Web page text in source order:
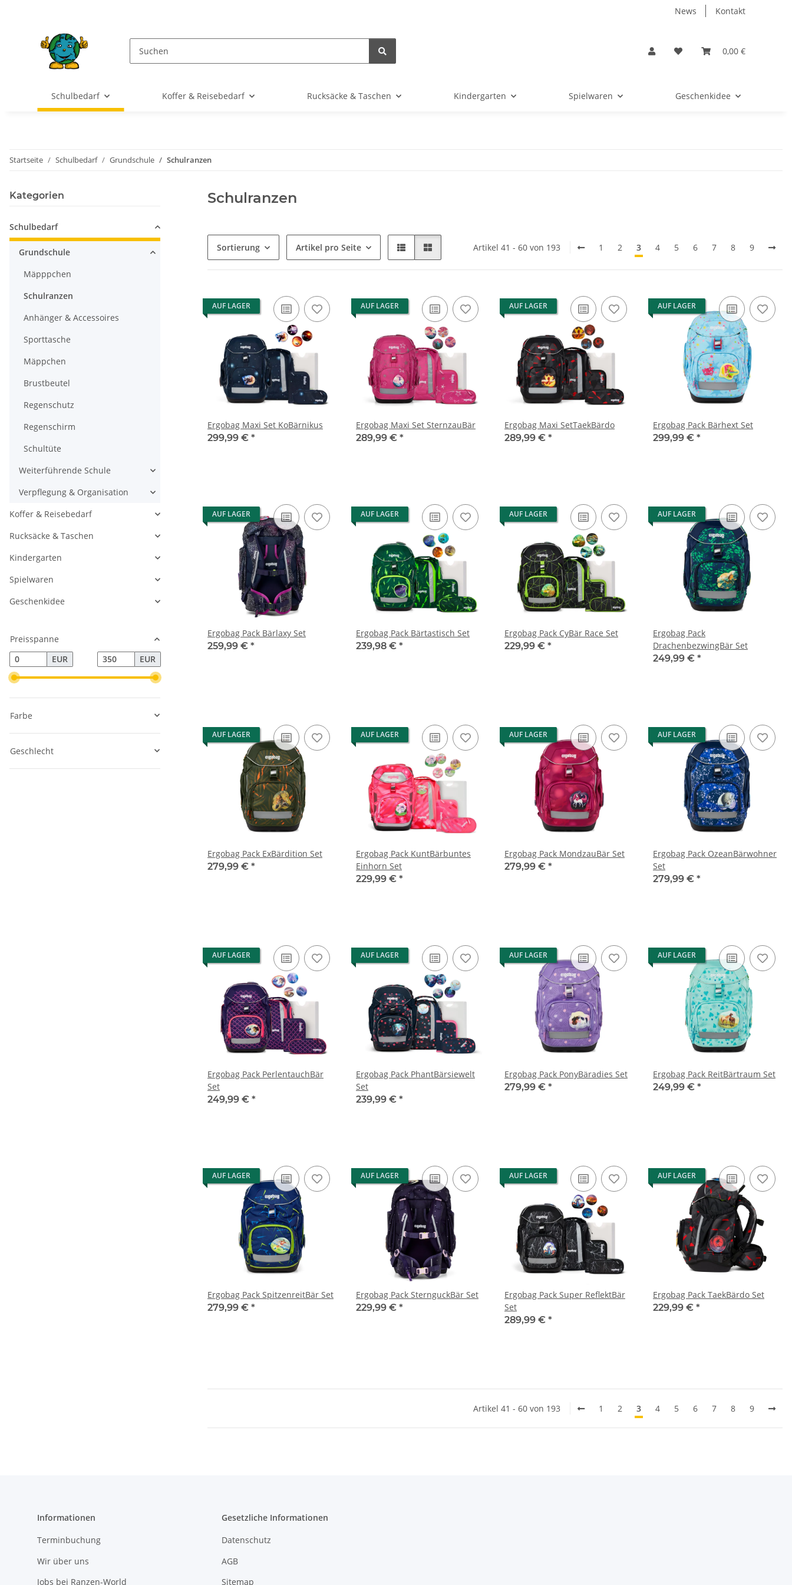
News Kontakt
0,00 €
Schulbedarf Koffer & Reisebedarf Rucksäcke & Taschen Kindergarten Spielwaren Geschenkidee
Startseite Schulbedarf Grundschule Schulranzen
Schulranzen
Sortierung Artikel pro Seite Artikel 41 - 60 von 193 1 2 3 4 5 6 7 8 9
AUF LAGER
Ergobag Maxi Set KoBärnikus
299,99 € *
AUF LAGER
Ergobag Maxi Set SternzauBär
289,99 € *
AUF LAGER
Ergobag Maxi SetTaekBärdo
289,99 € *
AUF LAGER
Ergobag Pack Bärhext Set
299,99 € *
AUF LAGER
Ergobag Pack Bärlaxy Set
259,99 € *
AUF LAGER
Ergobag Pack Bärtastisch Set
239,98 € *
AUF LAGER
Ergobag Pack CyBär Race Set
229,99 € *
AUF LAGER
Ergobag Pack
DrachenbezwingBär Set
249,99 € *
AUF LAGER
Ergobag Pack ExBärdition Set
279,99 € *
AUF LAGER
Ergobag Pack KuntBärbuntes
Einhorn Set
229,99 € *
AUF LAGER
Ergobag Pack MondzauBär Set
279,99 € *
AUF LAGER
Ergobag Pack OzeanBärwohner
Set
279,99 € *
AUF LAGER
Ergobag Pack PerlentauchBär
Set
249,99 € *
AUF LAGER
Ergobag Pack PhantBärsiewelt
Set
239,99 € *
AUF LAGER
Ergobag Pack PonyBäradies Set
279,99 € *
AUF LAGER
Ergobag Pack ReitBärtraum Set
249,99 € *
AUF LAGER
Ergobag Pack SpitzenreitBär Set
279,99 € *
AUF LAGER
Ergobag Pack SternguckBär Set
229,99 € *
AUF LAGER
Ergobag Pack Super ReflektBär
Set
289,99 € *
AUF LAGER
Ergobag Pack TaekBärdo Set
229,99 € *
Artikel 41 - 60 von 193 1 2 3 4 5 6 7 8 9
Kategorien
Schulbedarf
Grundschule
Mäpppchen
Schulranzen
Anhänger & Accessoires
Sporttasche
Mäppchen
Brustbeutel
Regenschutz
Regenschirm
Schultüte
Weiterführende Schule
Verpflegung & Organisation
Koffer & Reisebedarf
Rucksäcke & Taschen
Kindergarten
Spielwaren
Geschenkidee
Preisspanne
EUR
EUR
Farbe
Geschlecht
Informationen
Terminbuchung
Wir über uns
Jobs bei Ranzen-World
Gesetzliche Informationen
Datenschutz
AGB
Sitemap